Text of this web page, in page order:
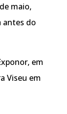
maio,
antes do
em
Viseu em